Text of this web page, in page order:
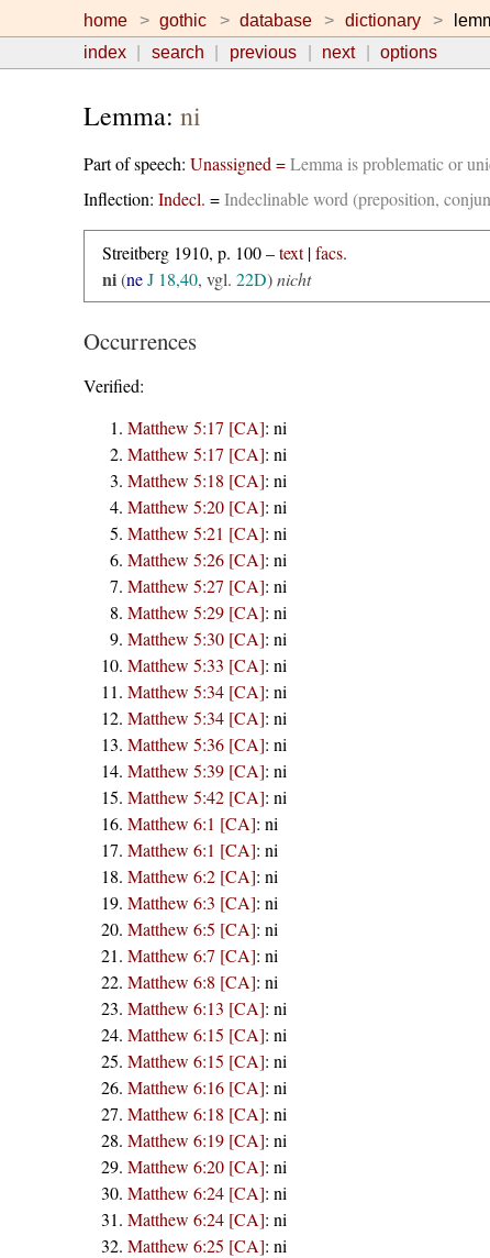
home gothic database dictionary
index
search previous next options
Lemma: ni
Part of speech: Unassigned =Lemma is problematic or
Inflection: Indecl. =Indeclinable word (preposition,
Streitberg 1910, p. 100 –text|facs.
ni(ne J 18,40, vgl. 22D)nicht
Occurrences
Verified:
Matthew 5:17 [CA]: ni
Matthew 5:17 [CA]: ni
Matthew 5:18 [CA]: ni
Matthew 5:20 [CA]: ni
Matthew 5:21 [CA]: ni
Matthew 5:26 [CA]: ni
Matthew 5:27 [CA]: ni
Matthew 5:29 [CA]: ni
Matthew 5:30 [CA]: ni
Matthew 5:33 [CA]: ni
Matthew 5:34 [CA]: ni
Matthew 5:34 [CA]: ni
Matthew 5:36 [CA]: ni
Matthew 5:39 [CA]: ni
Matthew 5:42 [CA]: ni
Matthew 6:1 [CA]: ni
Matthew 6:1 [CA]: ni
Matthew 6:2 [CA]: ni
Matthew 6:3 [CA]: ni
Matthew 6:5 [CA]: ni
Matthew 6:7 [CA]: ni
Matthew 6:8 [CA]: ni
Matthew 6:13 [CA]: ni
Matthew 6:15 [CA]: ni
Matthew 6:15 [CA]: ni
Matthew 6:16 [CA]: ni
Matthew 6:18 [CA]: ni
Matthew 6:19 [CA]: ni
Matthew 6:20 [CA]: ni
Matthew 6:24 [CA]: ni
Matthew 6:24 [CA]: ni
Matthew 6:25 [CA]: ni